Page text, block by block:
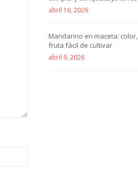
abril 16, 2026
Mandarino en maceta:
fruta fácil de cultivar
abril 9, 2026